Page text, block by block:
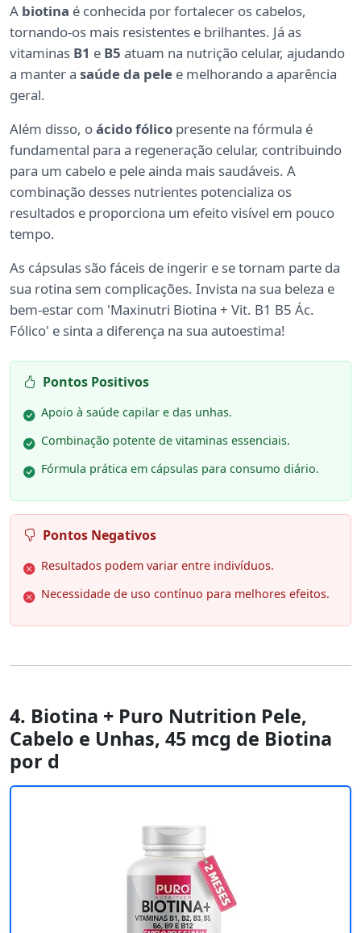
A biotina é conhecida por fortalecer os cabelos,
tornando-os mais resistentes e brilhantes. Já as
vitaminas B1 e B5 atuam na nutrição celular, ajudando
a manter a saúde da pele e melhorando a aparência
geral.
Além disso, oácido fólico presente na fórmula é
fundamental para a regeneração celular, contribuindo
para um cabelo e pele ainda mais saudáveis. A
combinação desses nutrientes potencializa os
resultados e proporciona um efeito visível em pouco
tempo.
As cápsulas são fáceis de ingerir e se tornam parte da
sua rotina sem complicações. Invista na sua beleza e
bem-estar com 'Maxinutri Biotina + Vit. B1 B5 Ác.
Fólico' e sinta a diferença na sua autoestima!
Pontos Positivos
Apoio à saúde capilar e das unhas.
Combinação potente de vitaminas essenciais.
Fórmula prática em cápsulas para consumo diário.
Pontos Negativos
Resultados podem variar entre indivíduos.
Necessidade de uso contínuo para melhores efeitos.
4. Biotina + Puro Nutrition Pele,
Cabelo e Unhas, 45 mcg de Biotina
por d